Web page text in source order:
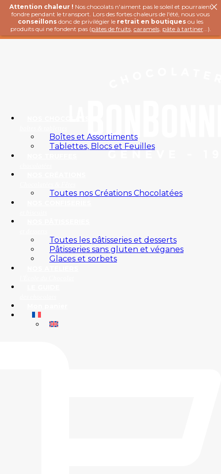
Boîtes et Assortiments
Tablettes, Blocs et Feuilles
Toutes nos Créations Chocolatées
Toutes les pâtisseries et desserts
Pâtisseries sans gluten et véganes
Glaces et sorbets
Attention chaleur ! Nos chocolats n'aiment pas le soleil et pourraient
fondre pendant le transport. Lors des fortes chaleurs de l'été, nous vous
conseillons donc de privilégier le retrait en boutiques ou les
produits qui ne fondent pas (pâtes de fruits, caramels, pâte à tartiner...).